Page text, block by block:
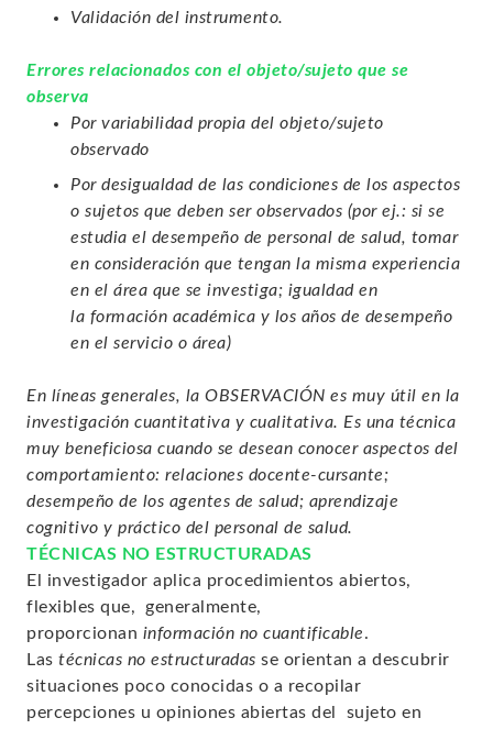
Validación del instrumento.
Errores relacionados con el objeto/sujeto que se
observa
Por variabilidad propia del objeto/sujeto
observado
Por desigualdad de las condiciones de los aspectos
o sujetos que deben ser observados (por ej.: si se
estudia el desempeño de personal de salud, tomar
en consideración que tengan la misma experiencia
en el área que se investiga; igualdad en
la formación académica y los años de desempeño
en el servicio o área)
En líneas generales, la OBSERVACIÓN es muy útil en la
investigación cuantitativa y cualitativa. Es una técnica
muy beneficiosa cuando se desean conocer aspectos del
comportamiento: relaciones docente-cursante;
desempeño de los agentes de salud; aprendizaje
cognitivo y práctico del personal de salud.
TÉCNICAS NO ESTRUCTURADAS
El investigador aplica procedimientos abiertos,
flexibles que, generalmente,
proporcionan información no cuantificable.
Las técnicas no estructuradas se orientan a descubrir
situaciones poco conocidas o a recopilar
percepciones u opiniones abiertas del sujeto en